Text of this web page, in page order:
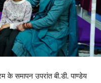
के समापन उपरांत बी.डी. पाण्डेय